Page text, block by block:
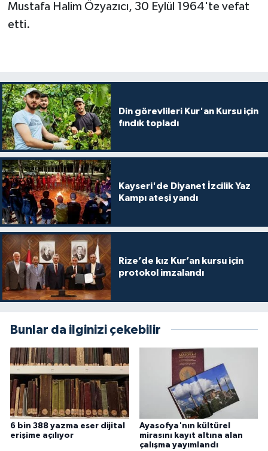
Mustafa Halim Özyazıcı, 30 Eylül 1964'te vefat
etti.
Din görevlileri Kur'an Kursu için
fındık topladı
Kayseri'de Diyanet İzcilik Yaz
Kampı ateşi yandı
Rize’de kız Kur’an kursu için
protokol imzalandı
Bunlar da ilginizi çekebilir
6 bin 388 yazma eser dijital
erişime açılıyor
Ayasofya'nın kültürel
mirasını kayıt altına alan
çalışma yayımlandı